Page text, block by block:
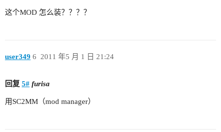
这个MOD 怎么装？？？？
user349 2011 年5 月 1 日 21:24
6
回复 5# furisa
用SC2MM（mod manager）